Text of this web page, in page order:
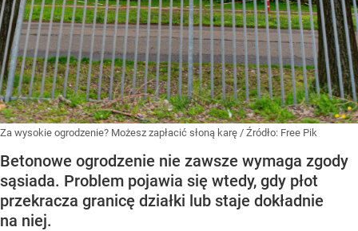
Za wysokie ogrodzenie? Możesz zapłacić słoną karę / Źródło: Free Pik
Betonowe ogrodzenie nie zawsze wymaga zgody
sąsiada. Problem pojawia się wtedy, gdy płot
przekracza granicę działki lub staje dokładnie
na niej.